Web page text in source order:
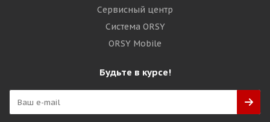
Сервисный центр
Система ORSY
ORSY Mobile
Будьте в курсе!